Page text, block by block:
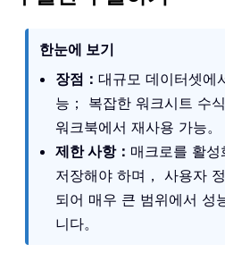
한눈에 보기
장점： 대규모 데이터셋에
능； 복잡한 워크시트 수
워크북에서 재사용 가능。
제한 사항： 매크로를 활성
저장해야 하며， 사용자
되어 매우 큰 범위에서 성
니다。